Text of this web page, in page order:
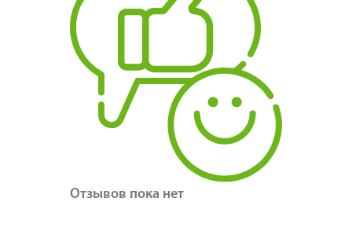
Отзывов пока нет